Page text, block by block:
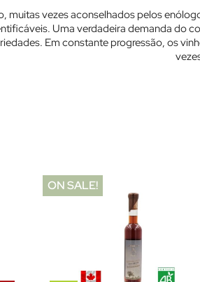
muitas vezes aconselhados pelos
Uma verdadeira demanda do
Em constante progressão, os
ON SALE!